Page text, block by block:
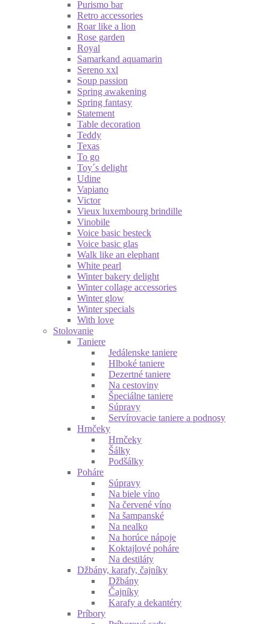
Purismo bar
Retro accessories
Roar like a lion
Rose garden
Royal
Samarkand aquamarin
Sereno xxl
Soup passion
Spring awakening
Spring fantasy
Statement
Table decoration
Teddy
Texas
To go
Toy´s delight
Udine
Vapiano
Victor
Vieux luxembourg brindille
Vinobile
Voice basic besteck
Voice basic glas
Walk like an elephant
White pearl
Winter bakery delight
Winter collage accessories
Winter glow
Winter specials
With love
Stolovanie
Taniere
Jedálenske taniere
Hlboké taniere
Dezertné taniere
Na cestoviny
Špeciálne taniere
Súpravy
Servírovacie taniere a podnosy
Hrnčeky
Hrnčeky
Šálky
Podšálky
Poháre
Súpravy
Na biele víno
Na červené víno
Na šampanské
Na nealko
Na horúce nápoje
Koktajlové poháre
Na destiláty
Džbány, karafy, čajníky
Džbány
Čajníky
Karafy a dekantéry
Príbory